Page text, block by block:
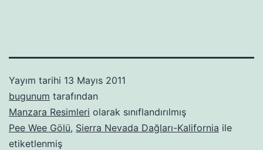
Yayım tarihi 13 Mayıs 2011
bugunum tarafından
Manzara Resimleri olarak sınıflandırılmış
Pee Wee Gölü, Sierra Nevada Dağları-Kalifornia ile
etiketlenmiş